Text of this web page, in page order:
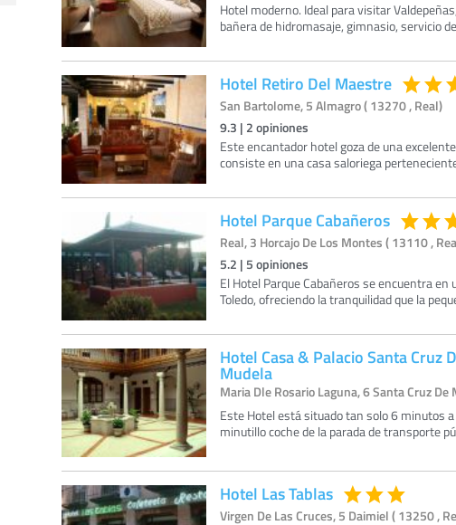
Hotel moderno. Ideal para visitar
bañera de hidromasaje, gimnasio, servicio
Hotel Retiro Del Maestre
San Bartolome, 5 Almagro ( 13270 , Real)
9.3 | 2 opiniones
Este encantador hotel goza de una
consiste en una casa saloriega
Hotel Parque Cabañeros
Real, 3 Horcajo De Los Montes ( 13110 ,
5.2 | 5 opiniones
El Hotel Parque Cabañeros se encuentra
Toledo, ofreciendo la tranquilidad que la
Hotel Casa & Palacio Santa Cruz
Mudela
Maria Dle Rosario Laguna, 6 Santa Cruz
Este Hotel está situado tan solo 6 minutos
minutillo coche de la parada de transporte
Hotel Las Tablas
Virgen De Las Cruces, 5 Daimiel ( 13250 ,